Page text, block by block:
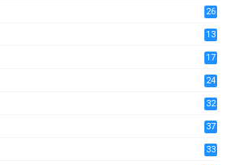
26
13
17
24
32
37
33